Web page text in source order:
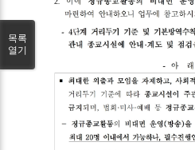
목록
열기